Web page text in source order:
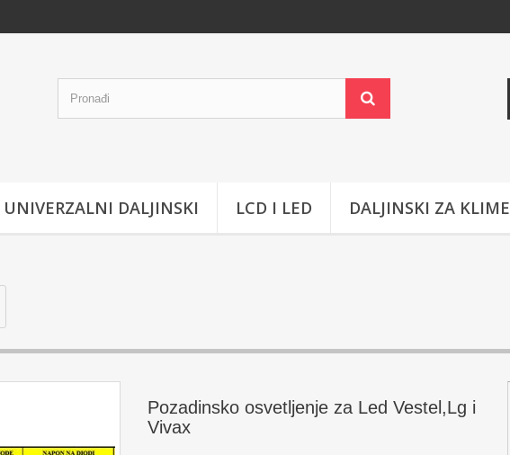
UNIVERZALNI DALJINSKI LCD I LED DALJINSKI ZA KLIME
Pozadinsko osvetljenje za Led Vestel,Lg i
Vivax